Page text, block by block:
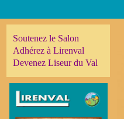
Soutenez le Salon
Adhérez à Lirenval
Devenez Liseur du Val